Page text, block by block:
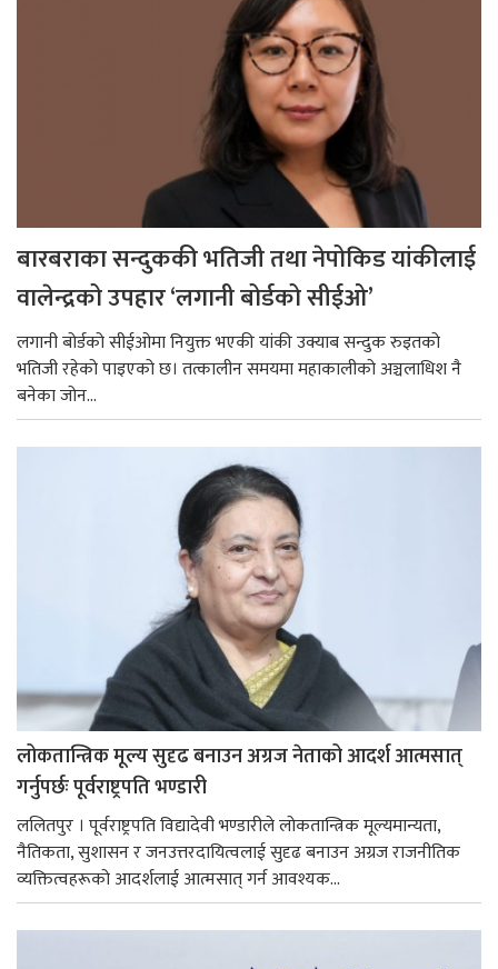
बारबराका सन्दुककी भतिजी तथा नेपोकिड यांकीलाई
वालेन्द्रको उपहार ‘लगानी बोर्डको सीईओ’
लगानी बोर्डको सीईओमा नियुक्त भएकी यांकी उक्याब सन्दुक रुइतको
भतिजी रहेको पाइएको छ। तत्कालीन समयमा महाकालीको अञ्चलाधिश नै
बनेका जोन...
लोकतान्त्रिक मूल्य सुदृढ बनाउन अग्रज नेताको आदर्श आत्मसात्
गर्नुपर्छः पूर्वराष्ट्रपति भण्डारी
ललितपुर । पूर्वराष्ट्रपति विद्यादेवी भण्डारीले लोकतान्त्रिक मूल्यमान्यता,
नैतिकता, सुशासन र जनउत्तरदायित्वलाई सुदृढ बनाउन अग्रज राजनीतिक
व्यक्तित्वहरूको आदर्शलाई आत्मसात् गर्न आवश्यक...